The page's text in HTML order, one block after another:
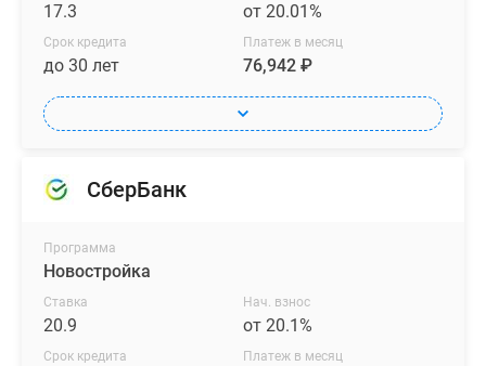
17.3 от 20.01%
Срок кредита
до 30 лет
Платеж в месяц
76,942 ₽
СберБанк
Программа
Новостройка
Ставка
20.9
Нач. взнос
от 20.1%
Срок кредита Платеж в месяц